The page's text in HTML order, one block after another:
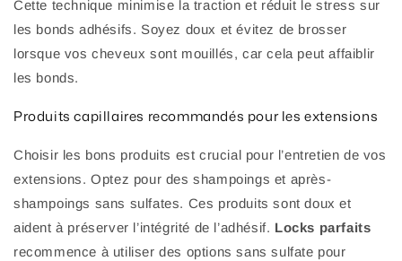
Cette technique minimise la traction et réduit le stress sur
les bonds adhésifs. Soyez doux et évitez de brosser
lorsque vos cheveux sont mouillés, car cela peut affaiblir
les bonds.
Produits capillaires recommandés pour les extensions
Choisir les bons produits est crucial pour l’entretien de vos
extensions. Optez pour des shampoings et après-
shampoings sans sulfates. Ces produits sont doux et
aident à préserver l’intégrité de l’adhésif. Locks parfaits
recommence à utiliser des options sans sulfate pour